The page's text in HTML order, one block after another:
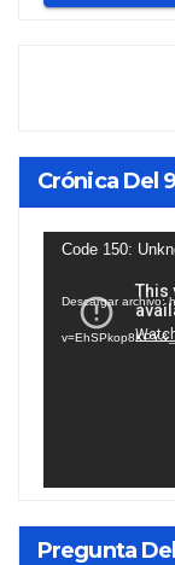
Crónica Del
Reproductor
vídeo
Code 150:
Descargar archivo:
Pregunta